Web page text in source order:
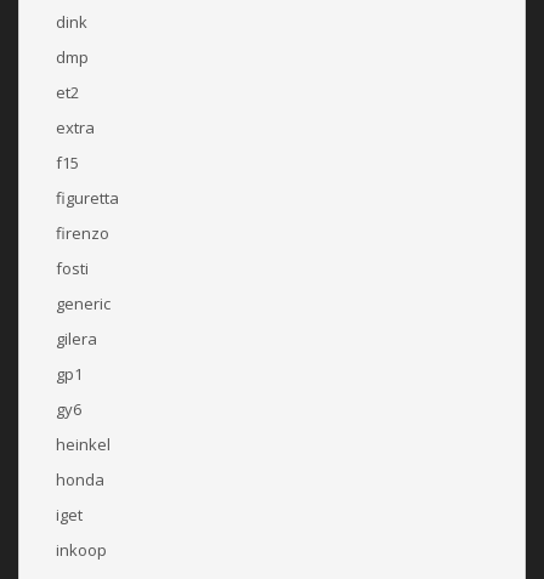
dink
dmp
et2
extra
f15
figuretta
firenzo
fosti
generic
gilera
gp1
gy6
heinkel
honda
iget
inkoop